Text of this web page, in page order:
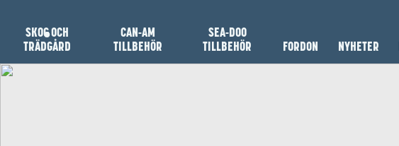
SKOG OCH
TRÄDGÅRD
CAN-AM
TILLBEHÖR
SEA-DOO
TILLBEHÖR
FORDON NYHETER